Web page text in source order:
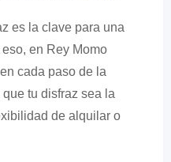
es la clave para una
en Rey Momo
cada paso de la
tu disfraz sea la
de alquilar o